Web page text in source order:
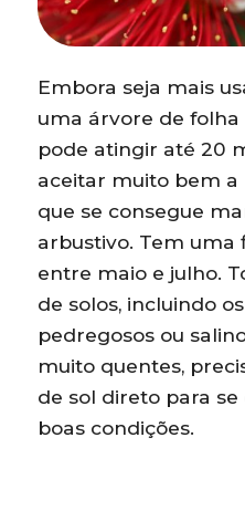
Embora seja mais
uma árvore de folha
pode atingir até 20
aceitar muito bem a
que se consegue
arbustivo. Tem uma
entre maio e julho.
de solos, incluindo
pedregosos ou
muito quentes,
de sol direto para
boas condições.